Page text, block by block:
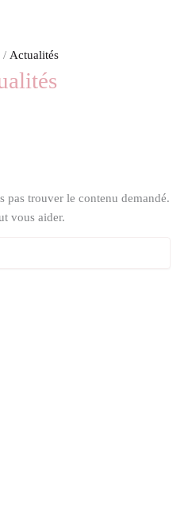
Actualités
pas trouver le contenu demandé.
vous aider.